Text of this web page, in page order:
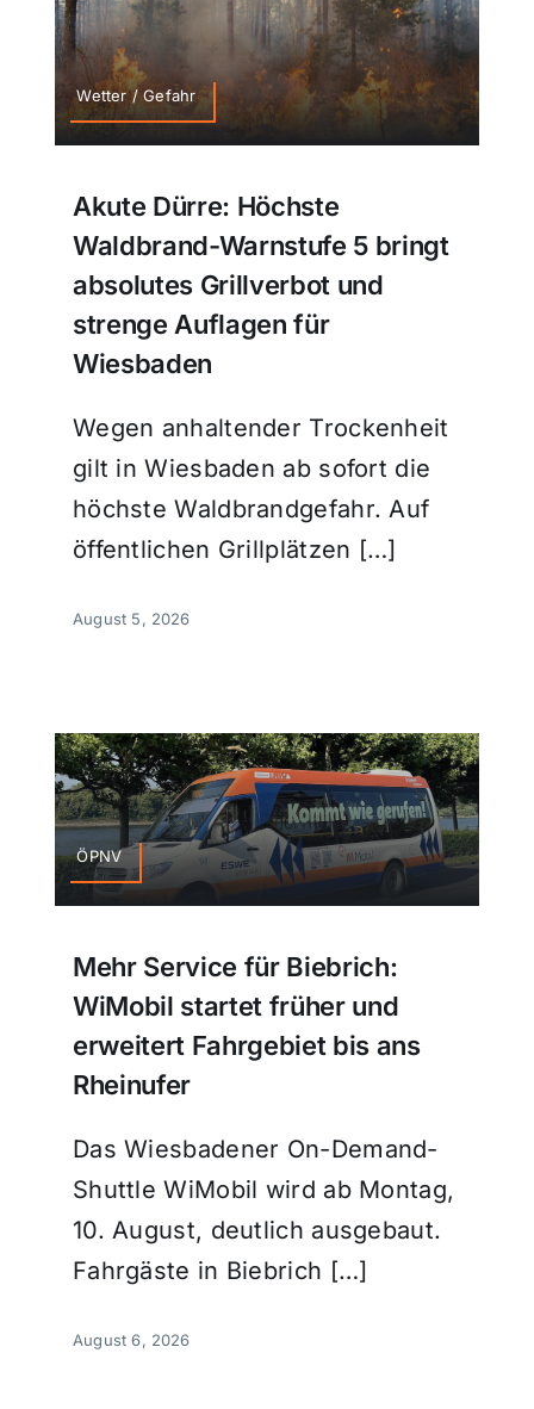
Wetter / Gefahr
Akute Dürre: Höchste
Waldbrand-Warnstufe 5 bringt
absolutes Grillverbot und
strenge Auflagen für
Wiesbaden
Wegen anhaltender Trockenheit
gilt in Wiesbaden ab sofort die
höchste Waldbrandgefahr. Auf
öffentlichen Grillplätzen […]
August 5, 2026
ÖPNV
Mehr Service für Biebrich:
WiMobil startet früher und
erweitert Fahrgebiet bis ans
Rheinufer
Das Wiesbadener On-Demand-
Shuttle WiMobil wird ab Montag,
10. August, deutlich ausgebaut.
Fahrgäste in Biebrich […]
August 6, 2026